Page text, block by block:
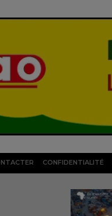
CONFIDENTIALITÉ